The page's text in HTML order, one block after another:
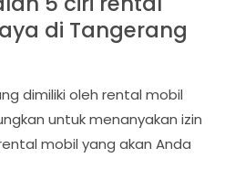
di Tangerang
dimiliki oleh rental mobil
untuk menanyakan izin
mobil yang akan Anda